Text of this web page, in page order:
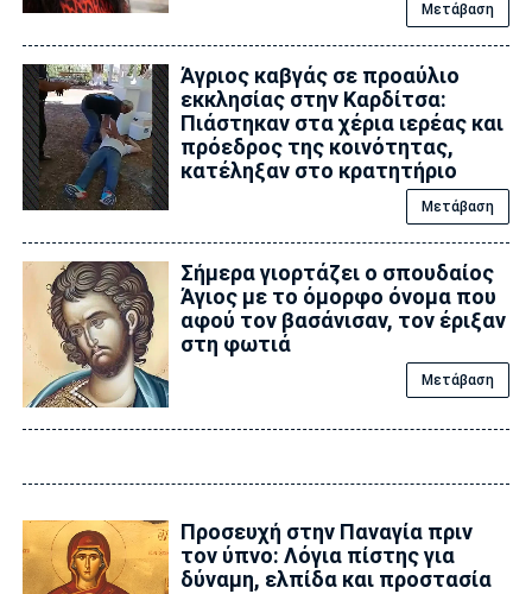
Μετάβαση
Άγριος καβγάς σε προαύλιο
εκκλησίας στην Καρδίτσα:
Πιάστηκαν στα χέρια ιερέας και
πρόεδρος της κοινότητας,
κατέληξαν στο κρατητήριο
Μετάβαση
Σήμερα γιορτάζει ο σπουδαίος
Άγιος με το όμορφο όνομα που
αφού τον βασάνισαν, τον έριξαν
στη φωτιά
Μετάβαση
Προσευχή στην Παναγία πριν
τον ύπνο: Λόγια πίστης για
δύναμη, ελπίδα και προστασία